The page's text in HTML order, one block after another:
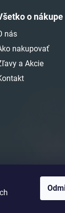
o nákupe
nás
nakupovať
a Akcie